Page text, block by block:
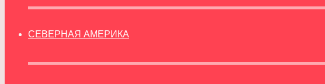
СЕВЕРНАЯ АМЕРИКА